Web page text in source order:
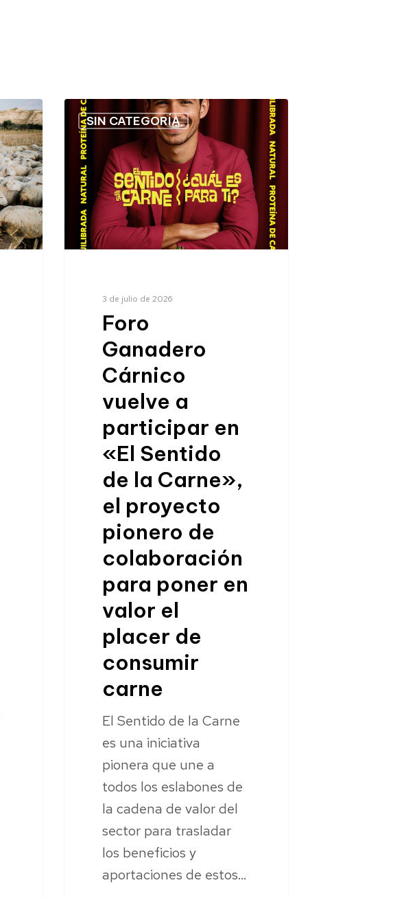
SIN CATEGORÍA
3 de julio de 2026
Foro
Ganadero
Cárnico
vuelve a
participar en
«El Sentido
de la Carne»,
el proyecto
pionero de
colaboración
para poner en
valor el
placer de
consumir
carne
El Sentido de la Carne
es una iniciativa
pionera que une a
todos los eslabones de
la cadena de valor del
sector para trasladar
los beneficios y
aportaciones de estos…